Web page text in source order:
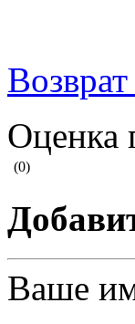
Оценка
(0)
Ваше